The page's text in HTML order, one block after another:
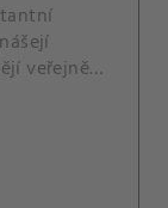
veřejně
když
a